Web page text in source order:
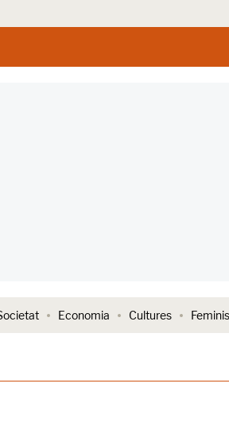
Economia Cultures